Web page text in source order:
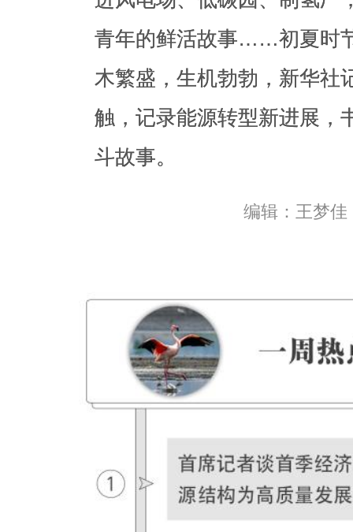
木繁盛，生机勃勃，新华社
触，记录能源转型新进展，
斗故事。
青年的鲜活故事……初夏时
木繁盛，生机勃勃，新华社
触，记录能源转型新进展，
斗故事。
编辑：王梦佳